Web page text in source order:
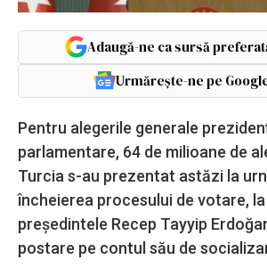
Adaugă-ne ca sursă
Urmărește-ne pe
Pentru alegerile generale
parlamentare, 64 de milioane de
Turcia s-au prezentat astăzi la
încheierea procesului de votare,
președintele Recep Tayyip
postare pe contul său de